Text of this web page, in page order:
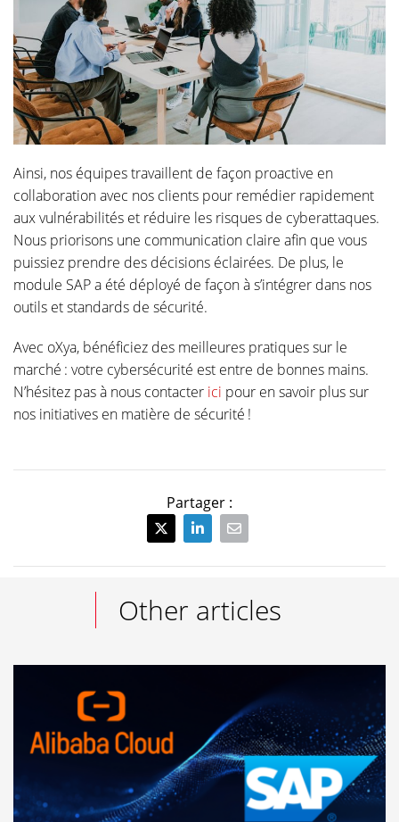
Ainsi, nos équipes travaillent de façon proactive en
collaboration avec nos clients pour remédier rapidement
aux vulnérabilités et réduire les risques de cyberattaques.
Nous priorisons une communication claire afin que vous
puissiez prendre des décisions éclairées. De plus, le
module SAP a été déployé de façon à s’intégrer dans nos
outils et standards de sécurité.
Avec oXya, bénéficiez des meilleures pratiques sur le
marché : votre cybersécurité est entre de bonnes mains.
N’hésitez pas à nous contacter ici pour en savoir plus sur
nos initiatives en matière de sécurité !
Partager :
Other articles